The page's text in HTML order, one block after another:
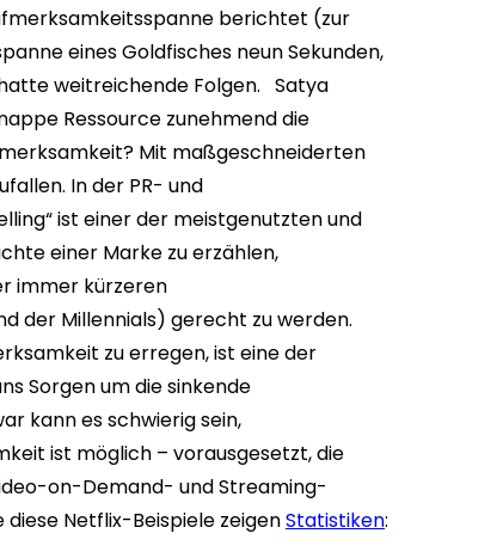
berichtet (zur
eines Goldfisches neun Sekunden,
weitreichende Folgen. Satya
Ressource zunehmend die
Mit maßgeschneiderten
In der PR- und
ist einer der meistgenutzten und
einer Marke zu erzählen,
immer kürzeren
der Millennials) gerecht zu werden.
zu erregen, ist eine der
Sorgen um die sinkende
kann es schwierig sein,
ist möglich – vorausgesetzt, die
on-Demand- und Streaming-
Netflix-Beispiele zeigenStatistiken: